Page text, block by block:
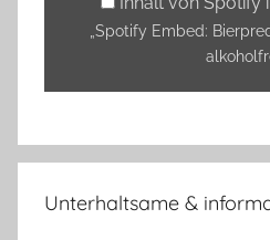
anzeigen„Spotify Embed:
Unterhaltsame &